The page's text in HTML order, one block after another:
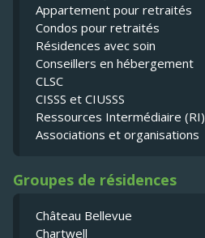
Appartement pour retraités
Condos pour retraités
Résidences avec soin
Conseillers en hébergement
CLSC
CISSS et CIUSSS
Ressources Intermédiaire (RI)
Associations et organisations
Groupes de résidences
Château Bellevue
Chartwell